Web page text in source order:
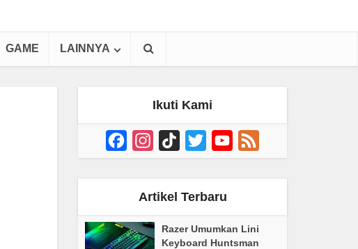
GAME LAINNYA
Ikuti Kami
FacebookInstagram
TikTok Twitter YouTube
Channel
Artikel Terbaru
Razer Umumkan Lini
Keyboard Huntsman